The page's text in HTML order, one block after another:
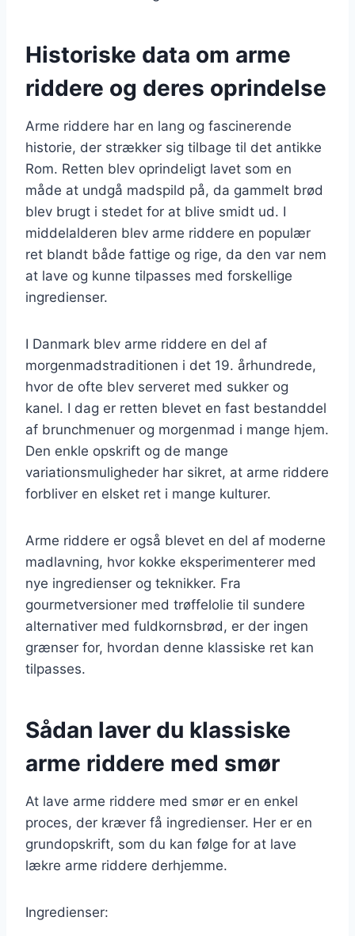
Historiske data om arme
riddere og deres oprindelse
Arme riddere har en lang og fascinerende
historie, der strækker sig tilbage til det antikke
Rom. Retten blev oprindeligt lavet som en
måde at undgå madspild på, da gammelt brød
blev brugt i stedet for at blive smidt ud. I
middelalderen blev arme riddere en populær
ret blandt både fattige og rige, da den var nem
at lave og kunne tilpasses med forskellige
ingredienser.
I Danmark blev arme riddere en del af
morgenmadstraditionen i det 19. århundrede,
hvor de ofte blev serveret med sukker og
kanel. I dag er retten blevet en fast bestanddel
af brunchmenuer og morgenmad i mange hjem.
Den enkle opskrift og de mange
variationsmuligheder har sikret, at arme riddere
forbliver en elsket ret i mange kulturer.
Arme riddere er også blevet en del af moderne
madlavning, hvor kokke eksperimenterer med
nye ingredienser og teknikker. Fra
gourmetversioner med trøffelolie til sundere
alternativer med fuldkornsbrød, er der ingen
grænser for, hvordan denne klassiske ret kan
tilpasses.
Sådan laver du klassiske
arme riddere med smør
At lave arme riddere med smør er en enkel
proces, der kræver få ingredienser. Her er en
grundopskrift, som du kan følge for at lave
lækre arme riddere derhjemme.
Ingredienser: